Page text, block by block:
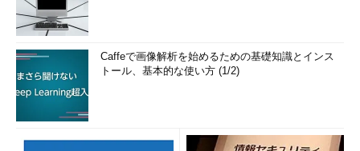
Caffeで画像解析を始めるための基礎知識とインス
トール、基本的な使い方 (1/2)